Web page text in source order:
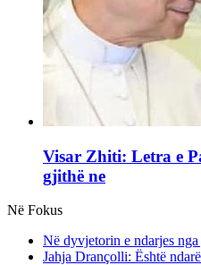
Visar Zhiti: Letra e
gjithë ne
Në Fokus
Në dyvjetorin e ndarjes
Jahja Drançolli: Është